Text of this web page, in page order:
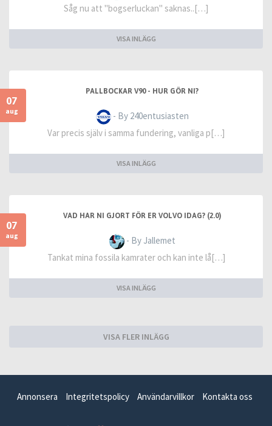
Såg nu att "bogserluckan" saknas..[…]
VISA INLÄGG
07
aug
PALLBOCKAR V90 - HUR GÖR NI?
- By 240entusiasten
Var precis själv i samma fundering, vanliga p[…]
VISA INLÄGG
07
aug
VAD HAR NI GJORT FÖR ER VOLVO IDAG? (2.0)
- By Jallemet
Tankat mina fossila kamrater och kan inte lå[…]
VISA INLÄGG
VISA FLER INLÄGG
Annonsera Integritetspolicy Användarvillkor Kontakta oss